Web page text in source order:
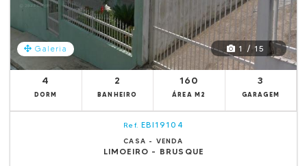
Galeria 1 / 15
4
DORM
2
BANHEIRO
160
ÁREA M2
3
GARAGEM
Ref. EBI19104
CASA - VENDA
LIMOEIRO - BRUSQUE